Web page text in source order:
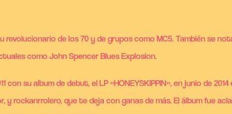
de los 70 y de grupos como MC5. También se
como John Spencer Blues Explosion.
con su album de debut, el LP «HONEYSKIPPIN», en junio de 2014
y rockanrrolero, que te deja con ganas de más. El álbum fue